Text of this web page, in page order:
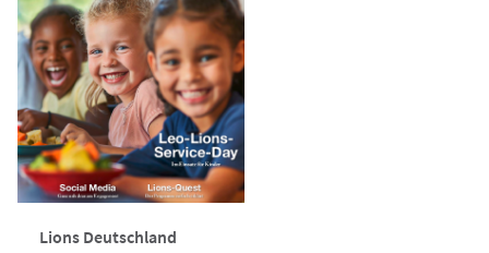
Lions Deutschland